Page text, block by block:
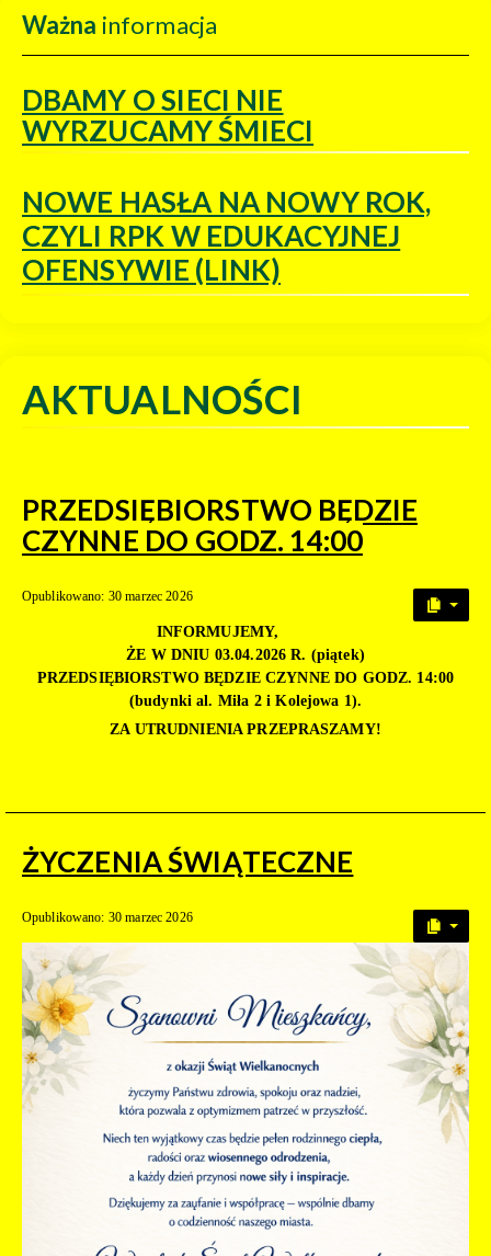
Ważna informacja
DBAMY O SIECI NIE
WYRZUCAMY ŚMIECI
NOWE HASŁA NA NOWY ROK,
CZYLI RPK W EDUKACYJNEJ
OFENSYWIE (LINK)
AKTUALNOŚCI
PRZEDSIĘBIORSTWO BĘDZIE
CZYNNE DO GODZ. 14:00
Opublikowano: 30 marzec 2026
INFORMUJEMY,
ŻE W DNIU 03.04.2026 R. (piątek)
PRZEDSIĘBIORSTWO BĘDZIE CZYNNE DO GODZ. 14:00
(budynki al. Miła 2 i Kolejowa 1).
ZA UTRUDNIENIA PRZEPRASZAMY!
ŻYCZENIA ŚWIĄTECZNE
Opublikowano: 30 marzec 2026